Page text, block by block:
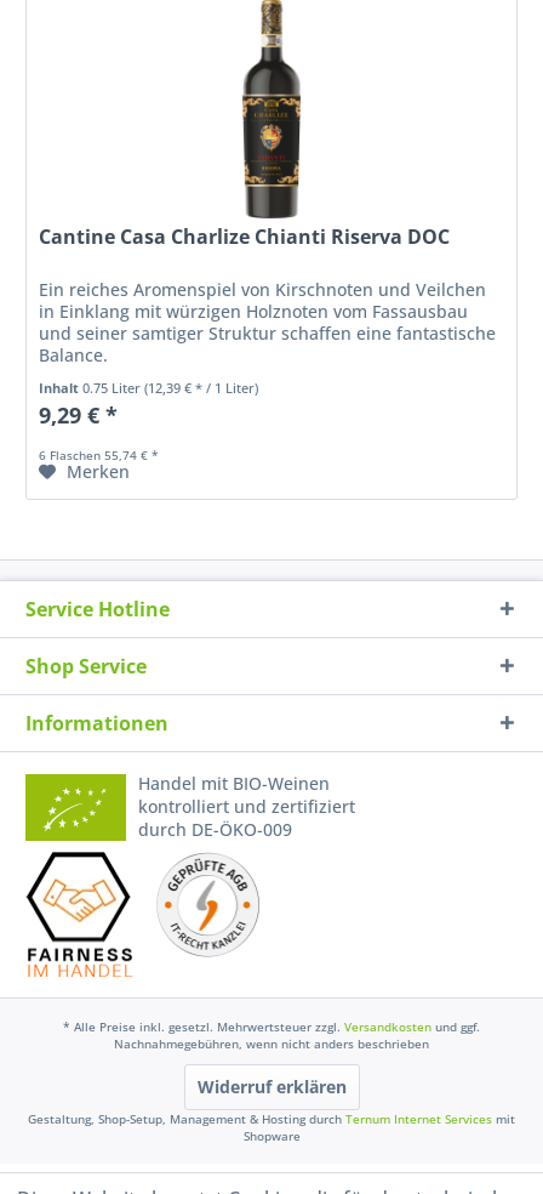
Cantine Casa Charlize Chianti Riserva DOC
Ein reiches Aromenspiel von Kirschnoten und Veilchen
in Einklang mit würzigen Holznoten vom Fassausbau
und seiner samtiger Struktur schaffen eine fantastische
Balance.
Inhalt0.75 Liter(12,39 € * / 1 Liter)
9,29 € *
6 Flaschen 55,74 € *
Merken
Service Hotline
Shop Service
Informationen
Handel mit BIO-Weinen
kontrolliert und zertifiziert
durch DE-ÖKO-009
* Alle Preise inkl. gesetzl. Mehrwertsteuer zzgl. Versandkosten und ggf.
Nachnahmegebühren, wenn nicht anders beschrieben
Widerruf erklären
Gestaltung, Shop-Setup, Management & Hosting durch Ternum Internet Services mit
Shopware